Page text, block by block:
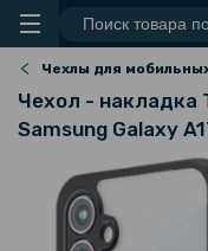
Чехлы для
Чехол - накладка
Samsung Galaxy